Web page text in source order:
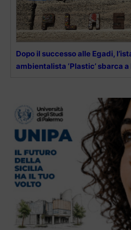
Dopo il successo alle Egadi,
ambientalista ‘Plastic’ sbarca